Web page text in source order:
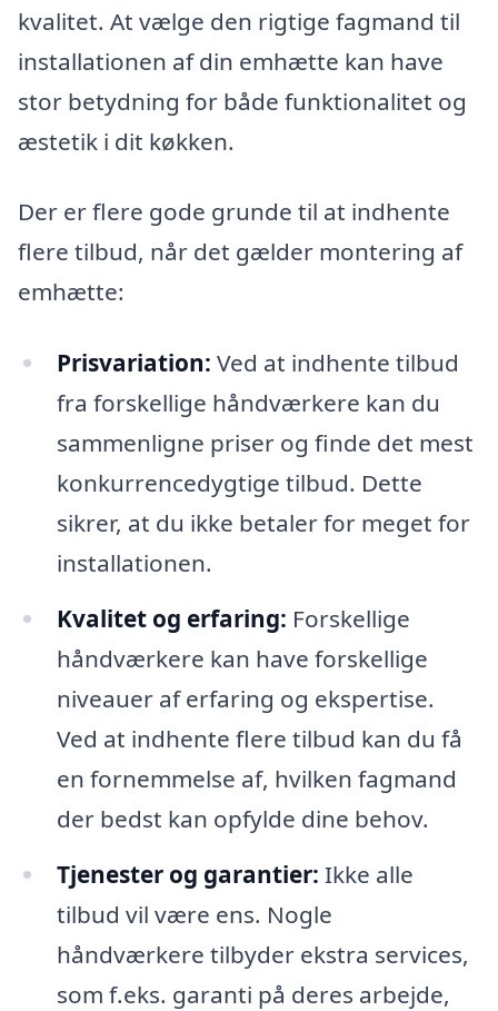
kvalitet. At vælge den rigtige fagmand til
installationen af din emhætte kan have
stor betydning for både funktionalitet og
æstetik i dit køkken.
Der er flere gode grunde til at indhente
flere tilbud, når det gælder montering af
emhætte:
Prisvariation: Ved at indhente tilbud
fra forskellige håndværkere kan du
sammenligne priser og finde det mest
konkurrencedygtige tilbud. Dette
sikrer, at du ikke betaler for meget for
installationen.
Kvalitet og erfaring: Forskellige
håndværkere kan have forskellige
niveauer af erfaring og ekspertise.
Ved at indhente flere tilbud kan du få
en fornemmelse af, hvilken fagmand
der bedst kan opfylde dine behov.
Tjenester og garantier: Ikke alle
tilbud vil være ens. Nogle
håndværkere tilbyder ekstra services,
som f.eks. garanti på deres arbejde,